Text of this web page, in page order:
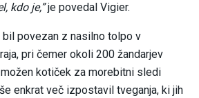
kdo je,”je povedal Vigier.
bil povezan z nasilno tolpo v
pri čemer okoli 200 žandarjev
kotiček za morebitni sledi
enkrat več izpostavil tveganja, ki jih